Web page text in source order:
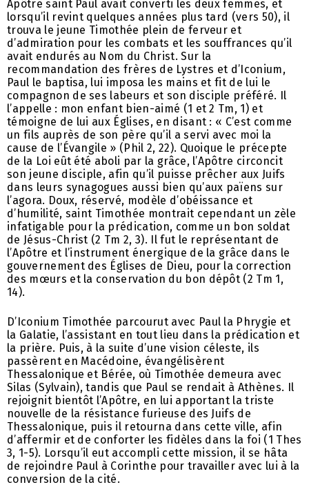
Apôtre saint Paul avait converti les deux femmes, et
lorsqu’il revint quelques années plus tard (vers 50), il
trouva le jeune Timothée plein de ferveur et
d’admiration pour les combats et les souffrances qu’il
avait endurés au Nom du Christ. Sur la
recommandation des frères de Lystres et d’Iconium,
Paul le baptisa, lui imposa les mains et fit de lui le
compagnon de ses labeurs et son disciple préféré. Il
l’appelle : mon enfant bien-aimé (1 et 2 Tm, 1) et
témoigne de lui aux Églises, en disant : « C’est comme
un fils auprès de son père qu’il a servi avec moi la
cause de l’Évangile » (Phil 2, 22). Quoique le précepte
de la Loi eût été aboli par la grâce, l’Apôtre circoncit
son jeune disciple, afin qu’il puisse prêcher aux Juifs
dans leurs synagogues aussi bien qu’aux païens sur
l’agora. Doux, réservé, modèle d’obéissance et
d’humilité, saint Timothée montrait cependant un zèle
infatigable pour la prédication, comme un bon soldat
de Jésus-Christ (2 Tm 2, 3). Il fut le représentant de
l’Apôtre et l’instrument énergique de la grâce dans le
gouvernement des Églises de Dieu, pour la correction
des mœurs et la conservation du bon dépôt (2 Tm 1,
14).
D’Iconium Timothée parcourut avec Paul la Phrygie et
la Galatie, l’assistant en tout lieu dans la prédication et
la prière. Puis, à la suite d’une vision céleste, ils
passèrent en Macédoine, évangélisèrent
Thessalonique et Bérée, où Timothée demeura avec
Silas (Sylvain), tandis que Paul se rendait à Athènes. Il
rejoignit bientôt l’Apôtre, en lui apportant la triste
nouvelle de la résistance furieuse des Juifs de
Thessalonique, puis il retourna dans cette ville, afin
d’affermir et de conforter les fidèles dans la foi (1 Thes
3, 1-5). Lorsqu’il eut accompli cette mission, il se hâta
de rejoindre Paul à Corinthe pour travailler avec lui à la
conversion de la cité.